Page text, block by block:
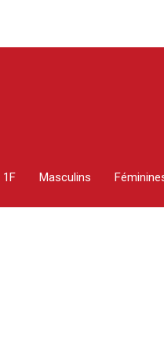
1F Masculins